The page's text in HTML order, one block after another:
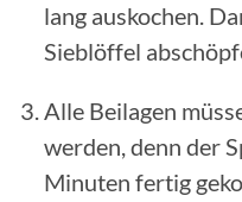
lang auskochen.
Sieblöffel
Alle Beilagen
werden, denn der
Minuten fertig